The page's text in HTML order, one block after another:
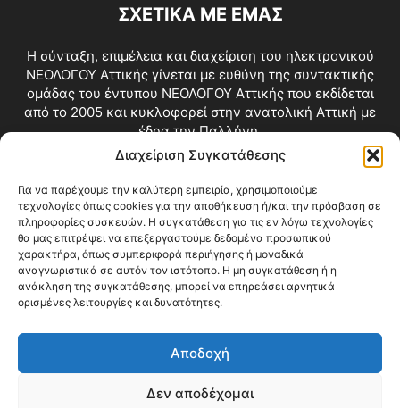
Διαχείριση Συγκατάθεσης
Για να παρέχουμε την καλύτερη εμπειρία, χρησιμοποιούμε
τεχνολογίες όπως cookies για την αποθήκευση ή/και την πρόσβαση σε
πληροφορίες συσκευών. Η συγκατάθεση για τις εν λόγω τεχνολογίες
θα μας επιτρέψει να επεξεργαστούμε δεδομένα προσωπικού
χαρακτήρα, όπως συμπεριφορά περιήγησης ή μοναδικά
αναγνωριστικά σε αυτόν τον ιστότοπο. Η μη συγκατάθεση ή η
ανάκληση της συγκατάθεσης, μπορεί να επηρεάσει αρνητικά
ορισμένες λειτουργίες και δυνατότητες.
Αποδοχή
Δεν αποδέχομαι
ΣΧΕΤΙΚΑ ΜΕ ΕΜΑΣ
Η σύνταξη, επιμέλεια και διαχείριση του ηλεκτρονικού
ΝΕΟΛΟΓΟΥ Αττικής γίνεται με ευθύνη της συντακτικής
ομάδας του έντυπου ΝΕΟΛΟΓΟΥ Αττικής που εκδίδεται
από το 2005 και κυκλοφορεί στην ανατολική Αττική με
έδρα την Παλλήνη.
Επικοινωνία:info@neologosattikis.gr
ΑΚΟΛΟΥΘΗΣΕ ΜΑΣ
Videos Όροι Χρήσης